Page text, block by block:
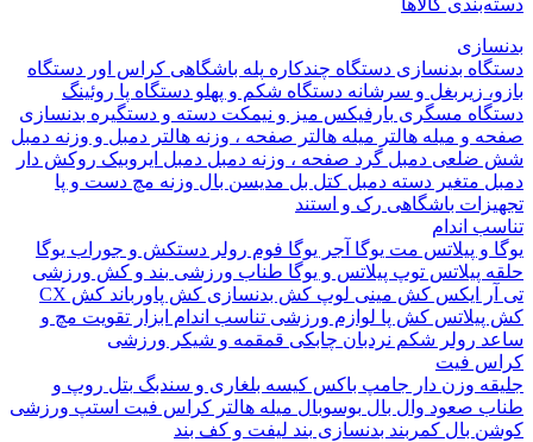
کالاها
بدنسازیدستگاه چندکارهپله باشگاهیکراس اوردستگاه
زیربغل و سرشانه دستگاه شکم و پهلودستگاه پاروئینگ
مسگریبارفیکسمیز و نیمکتدسته و دستگیره بدنسازی
و میله هالتر میله هالتر صفحه ، وزنه هالتر دمبل و وزنه دمبل
دمبل گرد صفحه ، وزنه دمبل دمبل ایروبیک روکش دار
متغیردسته دمبل کتل بلمدیسن بالوزنه مچ دست و پا
باشگاهیرک و استند
اندام
و پیلاتسمت یوگاآجر یوگا فوم رولر دستکش و جوراب یوگا
پیلاتستوپ پیلاتس و یوگاطناب ورزشی بند و کش ورزشی
ایکس کش مینی لوپ کش بدنسازیکش پاورباندکش CX
کش پالوازم ورزشی تناسب اندام ابزار تقویت مچ و
رولر شکم نردبان چابکیقمقمه و شیکر ورزشی
فیت
وزن دارجامپ باکسکیسه بلغاری و سندبگبتل روپ و
صعودوال بال بوسوبالمیله هالتر کراس فیت استپ ورزشی
بالکمربند بدنسازیبند لیفت و کف بند